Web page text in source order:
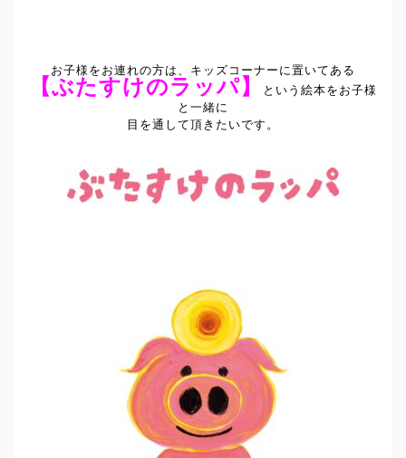
お子様をお連れの方は、キッズコーナーに置いてある
【ぶたすけのラッパ】
という絵本をお子様
と一緒に
目を通して頂きたいです。